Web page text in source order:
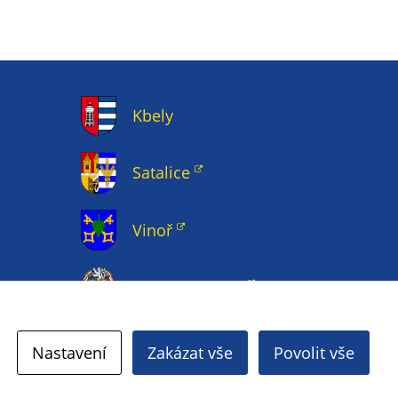
Kbely
Satalice
Vinoř
Magistrát HMP
Nastavení Zakázat vše Povolit vše